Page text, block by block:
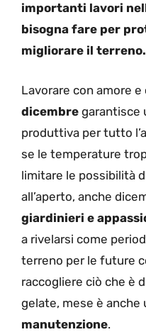
importanti lavori
bisogna fare per
migliorare il terreno.
Lavorare con amore e
dicembre garantisce
produttiva per tutto
se le temperature
limitare le possibilità
all’aperto, anche
giardinieri e
a rivelarsi come
terreno per le future
raccogliere ciò che è
gelate, mese è
manutenzione.